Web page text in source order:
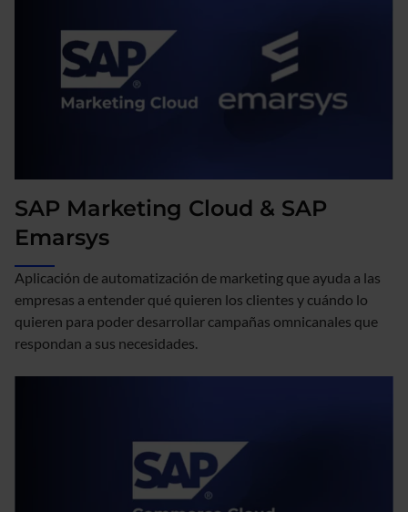
SAP Marketing Cloud & SAP
Emarsys
Aplicación de automatización de marketing que ayuda a las
empresas a entender qué quieren los clientes y cuándo lo
quieren para poder desarrollar campañas omnicanales que
respondan a sus necesidades.